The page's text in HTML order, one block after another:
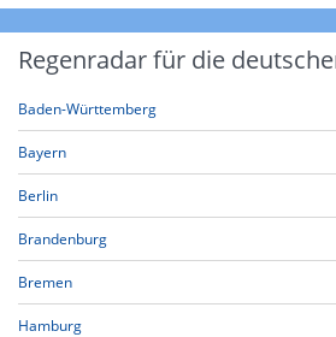
Regenradar für die
Baden-Württemberg
Bayern
Berlin
Brandenburg
Bremen
Hamburg